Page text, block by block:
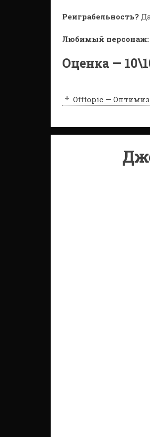
Реиграбельность?
Любимый
Оценка —
Offtopic —